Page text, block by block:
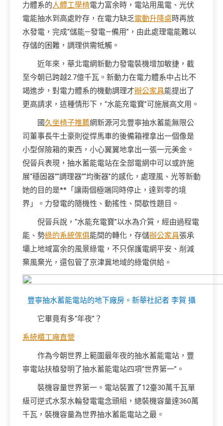
力體系的人體工學椅電力富余時，電站用風電、光伏
電能抽水到高處貯存，在電力缺乏電動升降桌時再放
水發電，完成“儲能—發電—備用”，由此處理電能難以
存儲的困難，調理供需牴觸。
近年來，華北電網新動力發電裝機增加敏捷，截
至今朝已跨越2.7億千瓦。新動力在電力體系中占比不
竭進步，對電力體系的機動調理才辦公家具能提出了
更高請求，這種情形下，“水能充電寶”可施展高文用。
國久坐椅子推薦網新源河北豐寧抽水蓄能無限公
司董事長牛土豪則從悍馬車的後備箱裡拿出一個像是
小型保險箱的東西，小心翼翼地拿出一張一元美金。
倪晉兵表現，抽水蓄能電站在全部電網中可以或許施
展“穩固器”“調理器”“均衡器”的感化，處理風、光等新動
她的目的是**「讓兩個極端同時停止，達到零的境
界」。力發電的隨機性、動搖性、間歇性題目。
倪晉兵說，“水能充電寶”以水為介質，經由過程電
能、勢綠的系統傢俱能間的轉化，存儲辦公家具張承
壩上地域富余的風景綠電，不只保護電網平安、削減
棄風棄光，還包管了京津冀地域的綠電供給。
豐寧抽水蓄能電站的地下廠房。新華社記者 李賀 攝
它畢竟有多“年夜”？
系統櫃工廠直營
作為今朝世界上範圍最年夜的抽水蓄能電站，豐
寧電站扶植發明了抽水蓄能電站四項“世界第一”。
裝機容量世界第一。電站裝置了12臺30萬千瓦單
級可逆式水泵水輪發電電念頭組，總裝機容量達360萬
千瓦，裝機容量為世界抽水蓄能電站之最。